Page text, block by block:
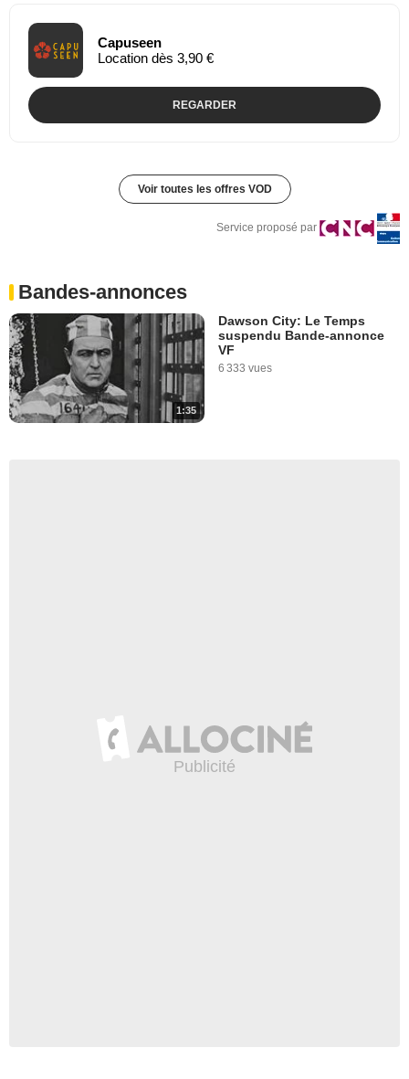
Capuseen
Location dès 3,90 €
REGARDER
Voir toutes les offres VOD
Service proposé par
Bandes-annonces
1:35
Dawson City: Le Temps
suspendu Bande-annonce
VF
6 333 vues